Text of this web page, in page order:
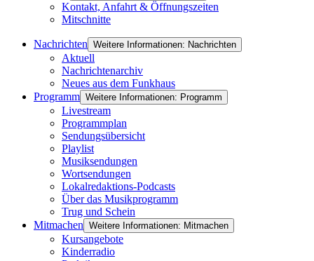
Kontakt, Anfahrt & Öffnungszeiten
Mitschnitte
Nachrichten Weitere Informationen: Nachrichten
Aktuell
Nachrichtenarchiv
Neues aus dem Funkhaus
Programm Weitere Informationen: Programm
Livestream
Programmplan
Sendungsübersicht
Playlist
Musiksendungen
Wortsendungen
Lokalredaktions-Podcasts
Über das Musikprogramm
Trug und Schein
Mitmachen Weitere Informationen: Mitmachen
Kursangebote
Kinderradio